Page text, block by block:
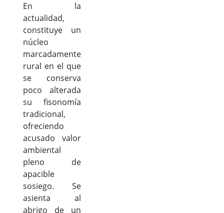
Información General
Historia
Monumentos
Gastronomía
Fiestas
Turismo
Población
Corporación
Correo-e gratis
Códigos para FACe
En la
actualidad,
constituye un
núcleo
marcadamente
rural en el que
se conserva
poco alterada
su fisonomía
tradicional,
ofreciendo
acusado valor
ambiental
pleno de
apacible
sosiego. Se
asienta al
abrigo de un